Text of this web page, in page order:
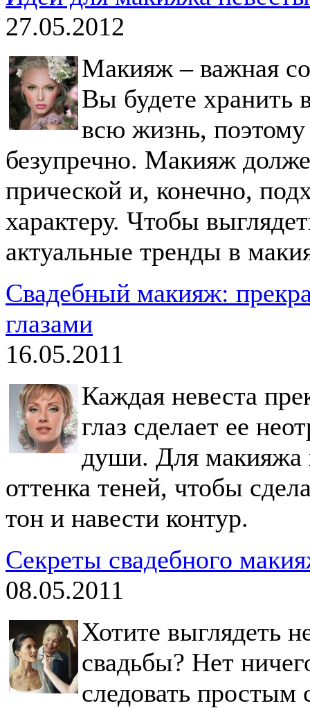
27.05.2012
Макияж – важная
Вы будете хранить
всю жизнь,
безупречно. Макияж
прической и, конечно,
характеру. Чтобы
актуальные тренды в
Свадебный макияж:
глазами
16.05.2011
Каждая невеста
глаз сделает ее
души. Для макияжа
оттенка теней, чтобы
тон и навести контур.
Секреты свадебного
08.05.2011
Хотите выглядеть
свадьбы? Нет
следовать простым